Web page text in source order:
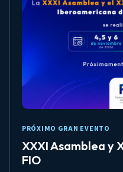
PRÓXIMO GRAN EVENTO
XXXI Asamblea y
FIO